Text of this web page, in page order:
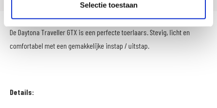
Selectie toestaan
De Daytona Traveller GTX is een perfecte toerlaars. Stevig, licht en
comfortabel met een gemakkelijke instap / uitstap.
Details: